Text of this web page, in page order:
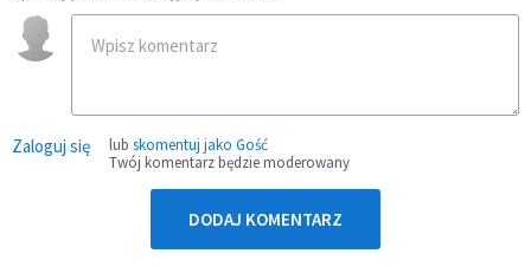
Zaloguj się lub skomentuj jako Gość
Twój komentarz będzie moderowany
DODAJ KOMENTARZ